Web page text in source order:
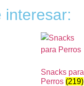
interesar:
Snacks para
Perros (219)